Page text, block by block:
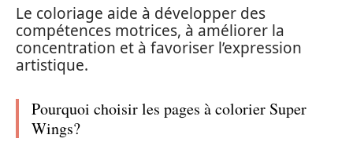
Le coloriage aide à développer des
compétences motrices, à améliorer la
concentration et à favoriser l’expression
artistique.
Pourquoi choisir les pages à colorier Super
Wings?